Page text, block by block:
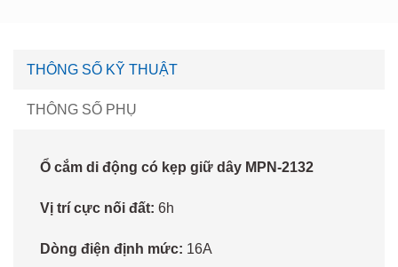
THÔNG SỐ KỸ THUẬT
THÔNG SỐ PHỤ
Ổ cắm di động có kẹp giữ dây MPN-2132
Vị trí cực nối đất: 6h
Dòng điện định mức: 16A